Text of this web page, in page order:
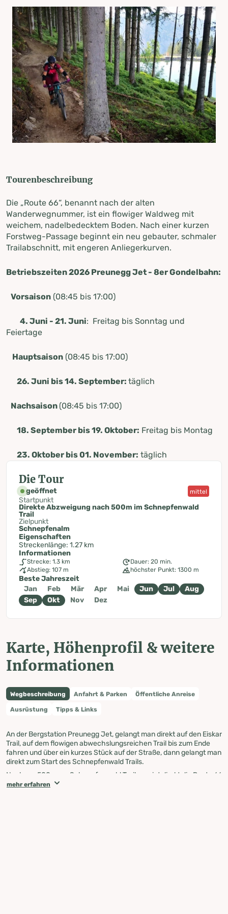
Tourenbeschreibung
Die „Route 66“, benannt nach der alten
Wanderwegnummer, ist ein flowiger Waldweg mit
weichem, nadelbedecktem Boden. Nach einer kurzen
Forstweg-Passage beginnt ein neu gebauter, schmaler
Trailabschnitt, mit engeren Anliegerkurven.
Betriebszeiten 2026 Preunegg Jet - 8er Gondelbahn:
Vorsaison (08:45 bis 17:00)
4. Juni - 21. Juni: Freitag bis Sonntag und
Feiertage
Hauptsaison (08:45 bis 17:00)
26. Juni bis 14. September: täglich
Nachsaison (08:45 bis 17:00)
18. September bis 19. Oktober: Freitag bis Montag
23. Oktober bis 01. November: täglich
Die Tour
geöffnet mittel
Startpunkt
Direkte Abzweigung nach 500m im Schnepfenwald
Trail
Zielpunkt
Schnepfenalm
Eigenschaften
Streckenlänge: 1.27 km
Informationen
Strecke: 1.3 km
Dauer: 20 min.
Abstieg: 107 m
höchster Punkt: 1300 m
Beste Jahreszeit
Jan
Feb Mär Apr Mai Jun Jul
Aug
Sep
Okt Nov Dez
Karte, Höhenprofil & weitere
Informationen
Wegbeschreibung Anfahrt & Parken Öffentliche Anreise
Ausrüstung Tipps & Links
An der Bergstation Preunegg Jet, gelangt man direkt auf den Eiskar
Trail, auf dem flowigen abwechslungsreichen Trail bis zum Ende
fahren und über ein kurzes Stück auf der Straße, dann gelangt man
direkt zum Start des Schnepfenwald Trails.
Nach ca. 500m am Schnepfenwald Trail, zweigt direkt die Route 66
links ab und führt über einen alten Wanderweg bis hin zu einem
mehr erfahren